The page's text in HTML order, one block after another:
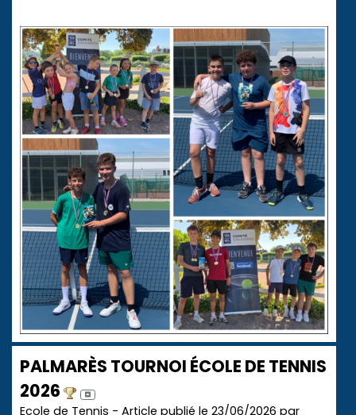
PALMARÈS TOURNOI ÉCOLE DE TENNIS
2026
Ecole de Tennis - Article publié le 23/06/2026 par